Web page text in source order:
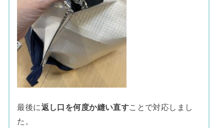
最後に返し口を何度か縫い直すことで対応しまし
た。